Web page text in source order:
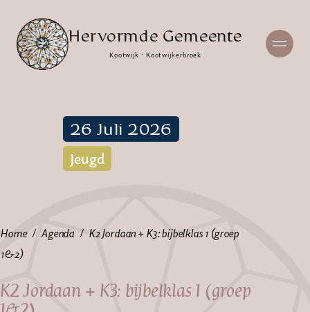
Hervormde Gemeente
Kootwijk · Kootwijkerbroek
26 Juli 2026
Jeugd
Home Agenda
K2 Jordaan + K3: bijbelklas 1 (groep
1&2)
K2 Jordaan + K3: bijbelklas 1 (groep